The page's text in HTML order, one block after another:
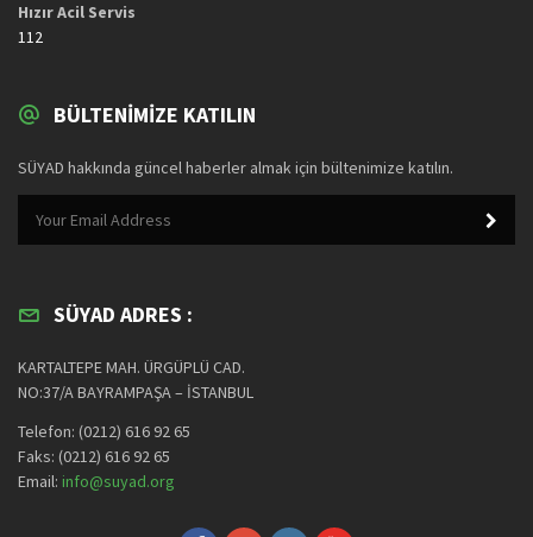
Hızır Acil Servis
112
BÜLTENIMIZE KATILIN
SÜYAD hakkında güncel haberler almak için bültenimize katılın.
SÜYAD ADRES :
KARTALTEPE MAH. ÜRGÜPLÜ CAD.
NO:37/A BAYRAMPAŞA – İSTANBUL
Telefon: (0212) 616 92 65
Faks: (0212) 616 92 65
Email: info@suyad.org